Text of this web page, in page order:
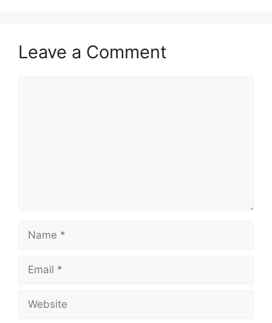
Leave a Comment
Name
Email
Website